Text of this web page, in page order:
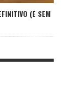
(E SEM